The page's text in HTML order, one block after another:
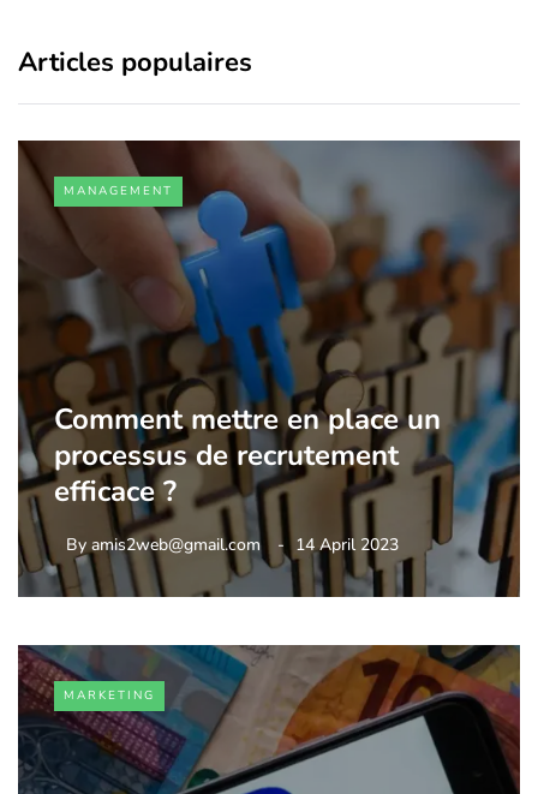
Articles populaires
MANAGEMENT
Comment mettre en place un
processus de recrutement
efficace ?
By amis2web@gmail.com 14 April 2023
MARKETING